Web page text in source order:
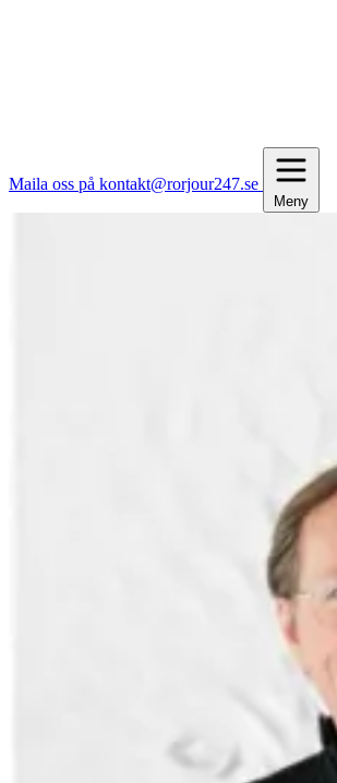
Maila oss på kontakt@rorjour247.se
Meny